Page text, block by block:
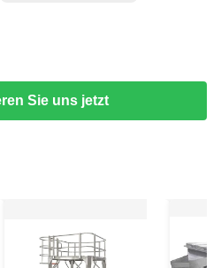
Sie uns jetzt